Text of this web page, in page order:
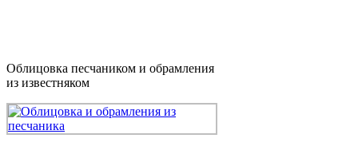
Облицовка песчаником и обрамления
из известняком